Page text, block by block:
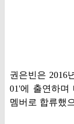
권은빈은 2016
01'에 출연하
멤버로 합류했